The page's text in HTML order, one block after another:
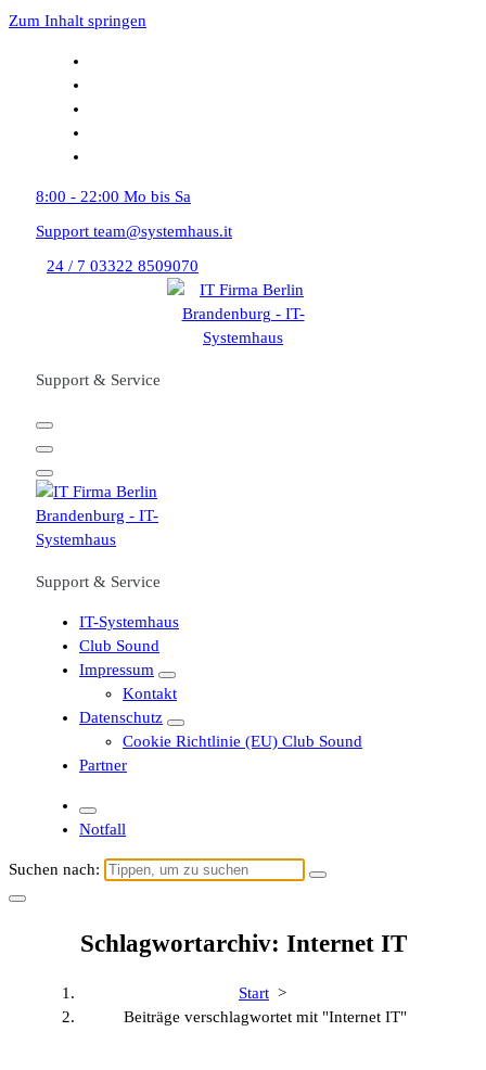
Zum Inhalt springen
8:00 - 22:00 Mo bis Sa
Support team@systemhaus.it
24 / 7 03322 8509070
Support & Service
Support & Service
IT-Systemhaus
Club Sound
Impressum
Kontakt
Datenschutz
Cookie Richtlinie (EU) Club Sound
Partner
Notfall
Suchen nach:
Schlagwortarchiv: Internet IT
Start >
Beiträge verschlagwortet mit "Internet IT"